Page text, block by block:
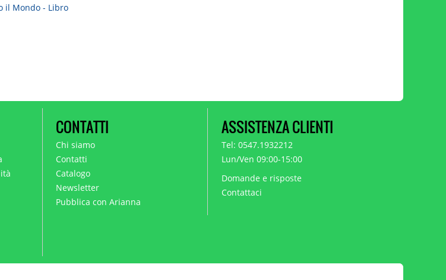
il Mondo - Libro
CONTATTI
Chi siamo
Contatti
Catalogo
Newsletter
Pubblica con Arianna
ASSISTENZA CLIENTI
Tel: 0547.1932212
Lun/Ven 09:00-15:00
Domande e risposte
Contattaci